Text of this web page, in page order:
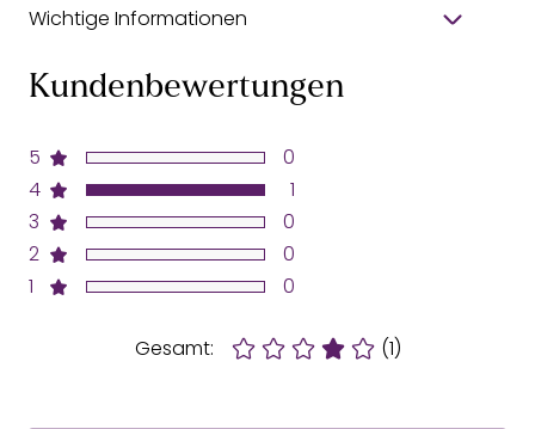
Wichtige Informationen
Kundenbewertungen
5
4
3
2
1
0
1
0
0
0
Gesamt: (1)